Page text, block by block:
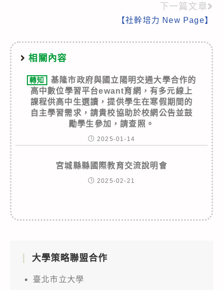
下一篇文章
【社幹培力 New Page】
相關內容
轉知
基隆市政府與國立陽明交通大學合作的
高中數位學習平台ewant育網，有多元線上
課程供高中生選讀，提供學生在寒假期間的
自主學習需求，請貴校協助於校網公告並鼓
勵學生參加，請查照。
2025-01-14
宮城縣縣國際教育交流說明會
2025-02-21
大學策略聯盟合作
臺北市立大學